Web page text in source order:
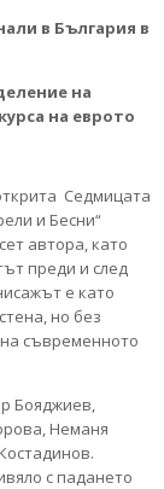
в България в
на
на еврото
Седмицата
и Бесни“
автора, като
преди и след
е като
но без
съвременното
Бояджиев,
Неманя
с падането